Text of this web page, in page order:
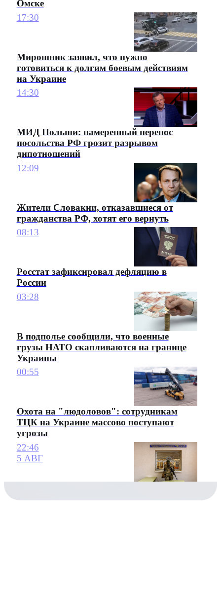
Омске
17:30
Мирошник заявил, что нужно
готовиться к долгим боевым действиям
на Украине
14:30
МИД Польши: намеренный перенос
посольства РФ грозит разрывом
дипотношений
12:09
Жители Словакии, отказавшиеся от
гражданства РФ, хотят его вернуть
08:13
Росстат зафиксировал дефляцию в
России
03:28
В подполье сообщили, что военные
грузы НАТО скапливаются на границе
Украины
00:55
Охота на "людоловов": сотрудникам
ТЦК на Украине массово поступают
угрозы
22:46
5 АВГ